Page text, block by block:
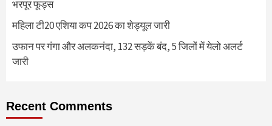
भरपूर फूड्स
महिला टी20 एशिया कप 2026 का शेड्यूल जारी
उफान पर गंगा और अलकनंदा, 132 सड़कें बंद, 5 जिलों में येलो अलर्ट
जारी
Recent Comments